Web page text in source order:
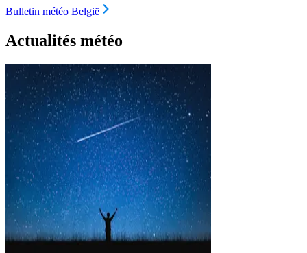
Bulletin météo België
Actualités météo